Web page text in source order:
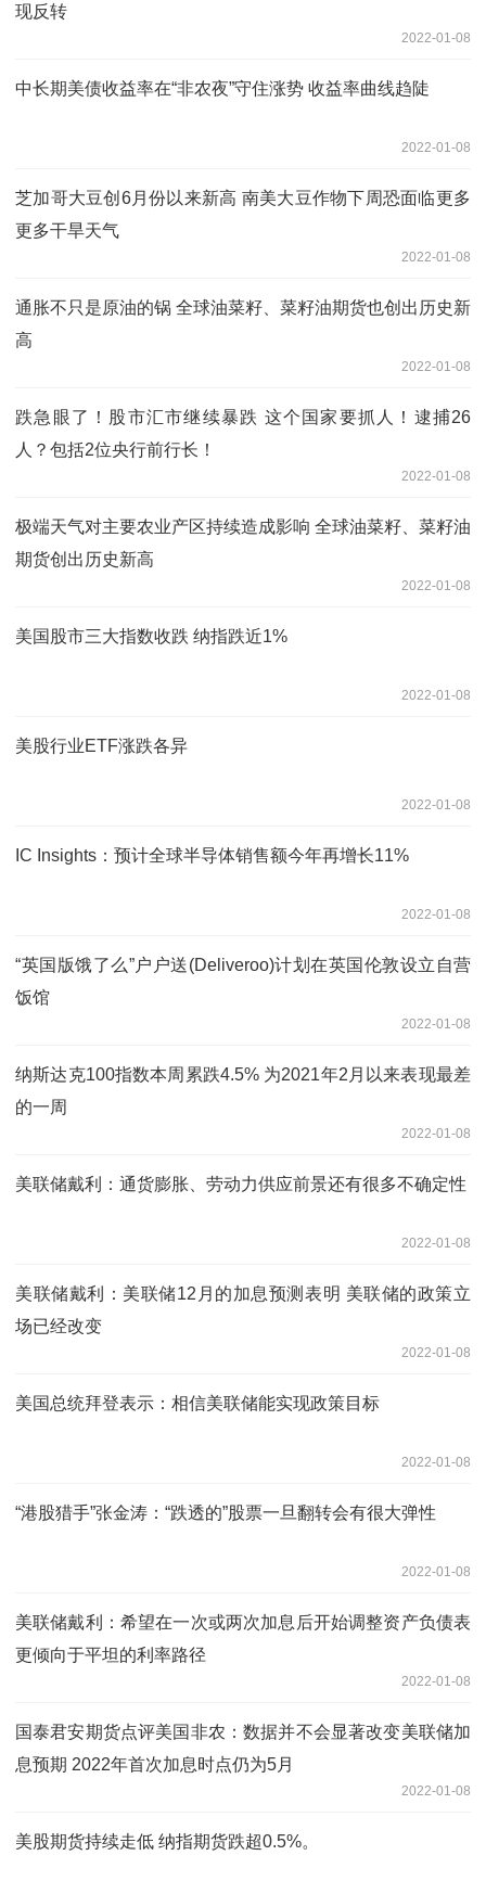
现反转
2022-01-08
中长期美债收益率在“非农夜”守住涨势 收益率曲线趋陡
2022-01-08
芝加哥大豆创6月份以来新高 南美大豆作物下周恐面临更多
更多干旱天气
2022-01-08
通胀不只是原油的锅 全球油菜籽、菜籽油期货也创出历史新
高
2022-01-08
跌急眼了！股市汇市继续暴跌 这个国家要抓人！逮捕26
人？包括2位央行前行长！
2022-01-08
极端天气对主要农业产区持续造成影响 全球油菜籽、菜籽油
期货创出历史新高
2022-01-08
美国股市三大指数收跌 纳指跌近1%
2022-01-08
美股行业ETF涨跌各异
2022-01-08
IC Insights：预计全球半导体销售额今年再增长11%
2022-01-08
“英国版饿了么”户户送(Deliveroo)计划在英国伦敦设立自营
饭馆
2022-01-08
纳斯达克100指数本周累跌4.5% 为2021年2月以来表现最差
的一周
2022-01-08
美联储戴利：通货膨胀、劳动力供应前景还有很多不确定性
2022-01-08
美联储戴利：美联储12月的加息预测表明 美联储的政策立
场已经改变
2022-01-08
美国总统拜登表示：相信美联储能实现政策目标
2022-01-08
“港股猎手”张金涛：“跌透的”股票一旦翻转会有很大弹性
2022-01-08
美联储戴利：希望在一次或两次加息后开始调整资产负债表
更倾向于平坦的利率路径
2022-01-08
国泰君安期货点评美国非农：数据并不会显著改变美联储加
息预期 2022年首次加息时点仍为5月
2022-01-08
美股期货持续走低 纳指期货跌超0.5%。